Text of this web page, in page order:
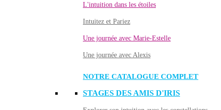
L'intuition dans les étoiles
Intuitez et Pariez
Une journée avec Marie-Estelle
Une journée avec Alexis
NOTRE CATALOGUE COMPLET
STAGES DES AMIS D'IRIS